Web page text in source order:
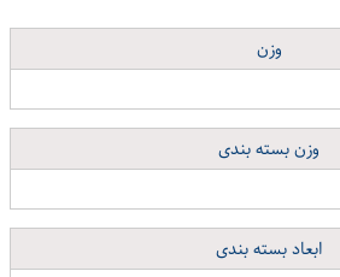
وزن
وزن بسته بندی
ابعاد بسته بندی